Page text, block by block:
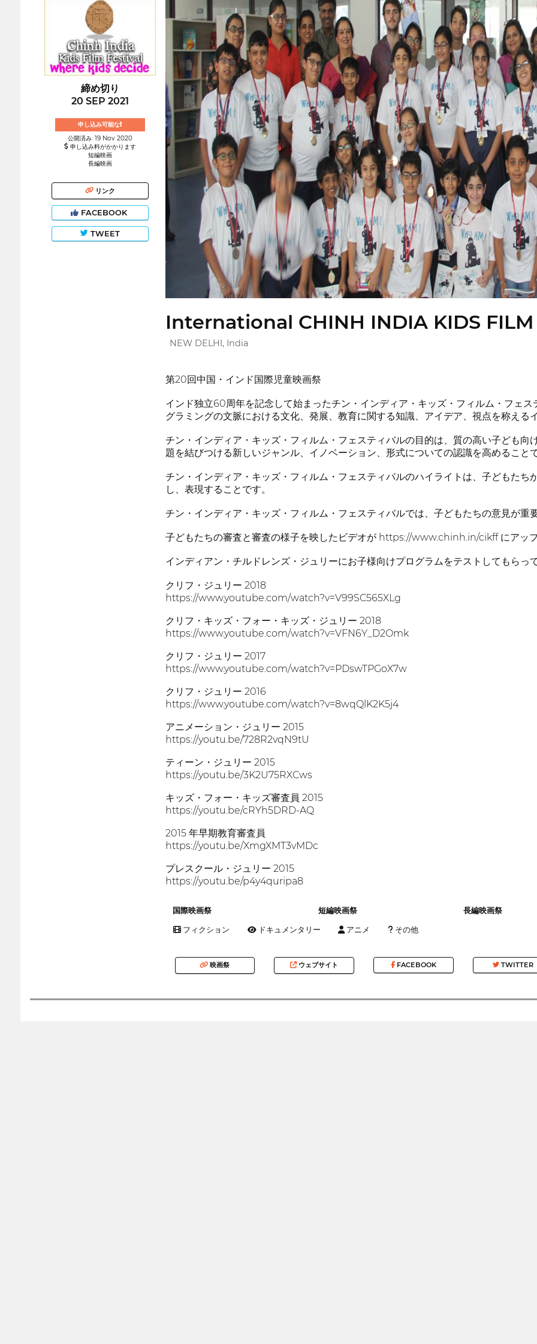
締め切り
20 SEP 2021
申し込み可能な!
公開済み: 19 Nov 2020
申し込み料がかかります
短編映画
長編映画
リンク
FACEBOOK
TWEET
International CHINH INDIA KIDS FILM
NEW DELHI, India
第20回中国・インド国際児童映画祭
インド独立60周年を記念して始まったチン・インディア・キッズ・フィルム・フェ
グラミングの文脈における文化、発展、教育に関する知識、アイデア、視点を称える
チン・インディア・キッズ・フィルム・フェスティバルの目的は、質の高い子ども向
題を結びつける新しいジャンル、イノベーション、形式についての認識を高めることで
チン・インディア・キッズ・フィルム・フェスティバルのハイライトは、子どもた
し、表現することです。
チン・インディア・キッズ・フィルム・フェスティバルでは、子どもたちの意見が重
子どもたちの審査と審査の様子を映したビデオが https://www.chinh.in/cikff にアップ
インディアン・チルドレンズ・ジュリーにお子様向けプログラムをテストしてもらっ
クリフ・ジュリー 2018
https://www.youtube.com/watch?v=V99SC565XLg
クリフ・キッズ・フォー・キッズ・ジュリー 2018
https://www.youtube.com/watch?v=VFN6Y_D2Omk
クリフ・ジュリー 2017
https://www.youtube.com/watch?v=PDswTPGoX7w
クリフ・ジュリー 2016
https://www.youtube.com/watch?v=8wqQlK2K5j4
アニメーション・ジュリー 2015
https://youtu.be/728R2vqN9tU
ティーン・ジュリー 2015
https://youtu.be/3K2U75RXCws
キッズ・フォー・キッズ審査員 2015
https://youtu.be/cRYh5DRD-AQ
2015 年早期教育審査員
https://youtu.be/XmgXMT3vMDc
プレスクール・ジュリー 2015
https://youtu.be/p4y4quripa8
国際映画祭 短編映画祭 長編映画祭
フィクション ドキュメンタリー アニメ その他
映画祭 ウェブサイト FACEBOOK TWITTER